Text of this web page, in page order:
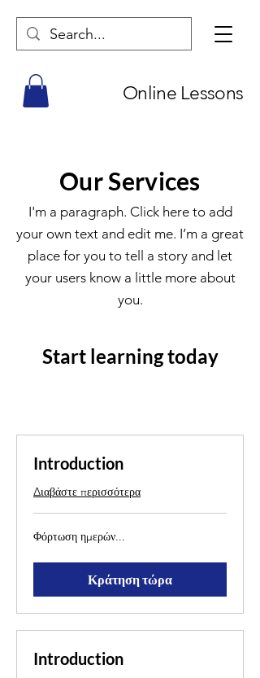
Online Lessons
Our Services
I'm a paragraph. Click here to add
your own text and edit me. I’m a great
place for you to tell a story and let
your users know a little more about
you.
Start learning today
Introduction
Διαβάστε περισσότερα
Φόρτωση ημερών...
Κράτηση τώρα
Introduction